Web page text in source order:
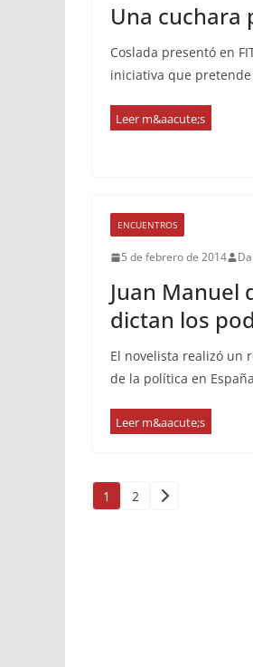
Una cuchara
Coslada presentó en
iniciativa que
ENCUENTROS
5 de febrero de 2014
Juan Manuel
dictan los
El novelista realizó un
de la política en España
Paginación
1 2